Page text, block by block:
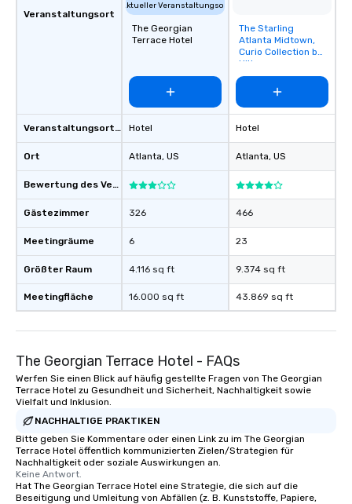
Veranstaltungsort
Veranstaltungsortstyp
Ort
Bewertung des Veranstaltungsortes
Gästezimmer
Meetingräume
Größter Raum
Meetingfläche
Aktueller Veranstaltungsort
The Georgian
Terrace Hotel
Hotel
Atlanta, US
326
6
4.116 sq ft
16.000 sq ft
Removed from
favorites
The Starling
Atlanta Midtown,
Curio Collection by
Hilton
Hotel
Atlanta, US
466
23
9.374 sq ft
43.869 sq ft
The Georgian Terrace Hotel - FAQs
Werfen Sie einen Blick auf häufig gestellte Fragen von The Georgian
Terrace Hotel zu Gesundheit und Sicherheit, Nachhaltigkeit sowie
Vielfalt und Inklusion.
NACHHALTIGE PRAKTIKEN
Bitte geben Sie Kommentare oder einen Link zu im The Georgian
Terrace Hotel öffentlich kommunizierten Zielen/Strategien für
Nachhaltigkeit oder soziale Auswirkungen an.
Keine Antwort.
Hat The Georgian Terrace Hotel eine Strategie, die sich auf die
Beseitigung und Umleitung von Abfällen (z. B. Kunststoffe, Papiere,